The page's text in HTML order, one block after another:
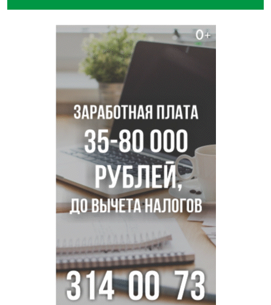
Июль-2026 вошел в топ-6 самых жарких за все время
Секрет при выборе макарон раскрыла новосибирцам
эксперт Ольга Широкова
Перец-змея вырос в огороде жительницы
Полная программа празднования Дня физкультурника
опубликована в Новосибирске